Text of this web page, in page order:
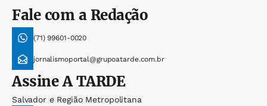
Fale com a Redação
(71) 99601-0020
jornalismoportal@grupoatarde.com.br
AssineA TARDE
Salvador e Região Metropolitana